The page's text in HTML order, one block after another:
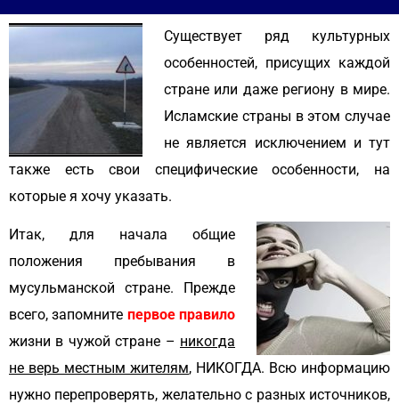
Существует ряд культурных
особенностей, присущих каждой
стране или даже региону в мире.
Исламские страны в этом случае
не является исключением и тут
также есть свои специфические особенности, на
которые я хочу указать.
Итак, для начала общие
положения пребывания в
мусульманской стране. Прежде
всего, запомните первое правило
жизни в чужой стране – никогда
не верь местным жителям, НИКОГДА. Всю информацию
нужно перепроверять, желательно с разных источников,